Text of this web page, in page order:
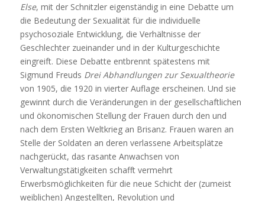
Else, mit der Schnitzler eigenständig in eine Debatte um
die Bedeutung der Sexualität für die individuelle
psychosoziale Entwicklung, die Verhältnisse der
Geschlechter zueinander und in der Kulturgeschichte
eingreift. Diese Debatte entbrennt spätestens mit
Sigmund Freuds Drei Abhandlungen zur Sexualtheorie
von 1905, die 1920 in vierter Auflage erscheinen. Und sie
gewinnt durch die Veränderungen in der gesellschaftlichen
und ökonomischen Stellung der Frauen durch den und
nach dem Ersten Weltkrieg an Brisanz. Frauen waren an
Stelle der Soldaten an deren verlassene Arbeitsplätze
nachgerückt, das rasante Anwachsen von
Verwaltungstätigkeiten schafft vermehrt
Erwerbsmöglichkeiten für die neue Schicht der (zumeist
weiblichen) Angestellten, Revolution und